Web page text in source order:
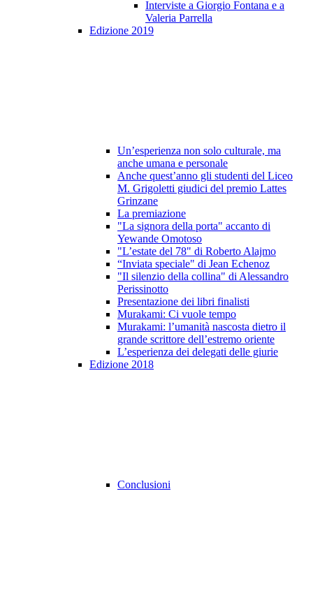
Interviste a Giorgio Fontana e a
Valeria Parrella
Edizione 2019
Un’esperienza non solo culturale, ma
anche umana e personale
Anche quest’anno gli studenti del Liceo
M. Grigoletti giudici del premio Lattes
Grinzane
La premiazione
"La signora della porta" accanto di
Yewande Omotoso
"L’estate del 78" di Roberto Alajmo
“Inviata speciale" di Jean Echenoz
"Il silenzio della collina" di Alessandro
Perissinotto
Presentazione dei libri finalisti
Murakami: Ci vuole tempo
Murakami: l’umanità nascosta dietro il
grande scrittore dell’estremo oriente
L’esperienza dei delegati delle giurie
Edizione 2018
Conclusioni